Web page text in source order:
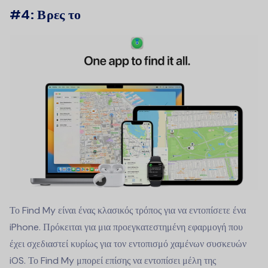
#4: Βρες το
Το Find My είναι ένας κλασικός τρόπος για να εντοπίσετε ένα
iPhone. Πρόκειται για μια προεγκατεστημένη εφαρμογή που
έχει σχεδιαστεί κυρίως για τον εντοπισμό χαμένων συσκευών
iOS. Το Find My μπορεί επίσης να εντοπίσει μέλη της